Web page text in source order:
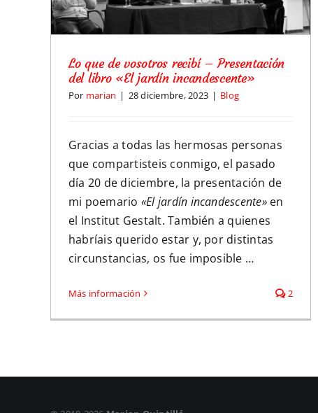
Lo que de vosotros recibí – Presentación
del libro «El jardín incandescente»
Por marian | 28 diciembre, 2023 | Blog
Gracias a todas las hermosas personas
que compartisteis conmigo, el pasado
día 20 de diciembre, la presentación de
mi poemario «El jardín incandescente»en
el Institut Gestalt. También a quienes
habríais querido estar y, por distintas
circunstancias, os fue imposible …
Más información 2